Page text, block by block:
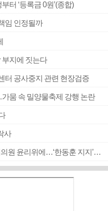
터 ‘등록금 0원’(종합)
임 인정될까
지에 짓는다
터 공사중지 관련 현장검증
뭄 속 밀양물축제 강행 논란
사
국힘 부산시당, ‘정이한 조력’ 시의원 윤리위에…‘한동훈 지지’도 신고접수